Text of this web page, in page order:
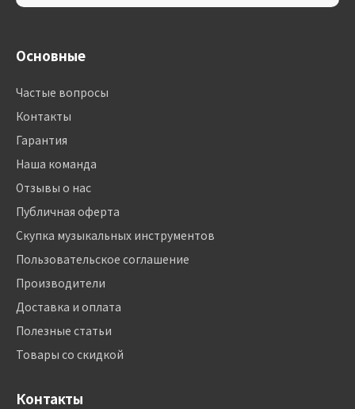
Основные
Частые вопросы
Контакты
Гарантия
Наша команда
Отзывы о нас
Публичная оферта
Скупка музыкальных инструментов
Пользовательское соглашение
Производители
Доставка и оплата
Полезные статьи
Товары со скидкой
Контакты